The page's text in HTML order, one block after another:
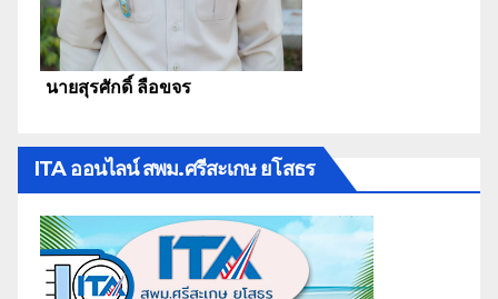
นายสุรศักดิ์ ลือขจร
ITA ออนไลน์ สพม.ศรีสะเกษ ยโสธร